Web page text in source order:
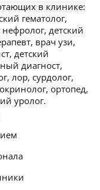
в клинике:
гематолог,
детский
врач узи,
детский
диагност,
лор, сурдолог,
ортопед,
уролог.